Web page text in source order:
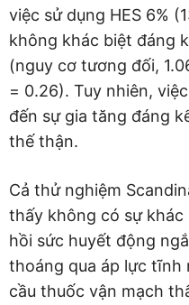
việc sử dụng HES 6%
không khác biệt đáng
(nguy cơ tương đối,
= 0.26). Tuy nhiên,
đến sự gia tăng đáng
thế thận.
Cả thử nghiệm
thấy không có sự khác
hồi sức huyết động
thoáng qua áp lực tĩnh
cầu thuốc vận mạch